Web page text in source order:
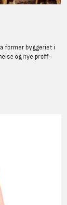
former byggeriet i
og nye proff-